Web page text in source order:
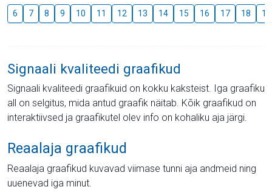
6 7 8 9 10 11 12 13 14 15 16 17 18 19
Signaali kvaliteedi graafikud
Signaali kvaliteedi graafikuid on kokku kaksteist. Iga graafiku
all on selgitus, mida antud graafik näitab. Kõik graafikud on
interaktiivsed ja graafikutel olev info on kohaliku aja järgi.
Reaalaja graafikud
Reaalaja graafikud kuvavad viimase tunni aja andmeid ning
uuenevad iga minut.